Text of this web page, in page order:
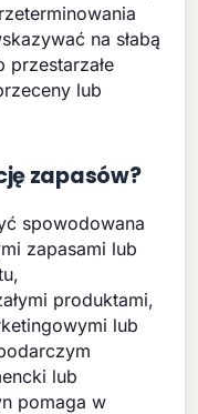
na słabą
przestarzałe
lub
zapasów?
spowodowana
zapasami lub
produktami,
lub
lub
pomaga w